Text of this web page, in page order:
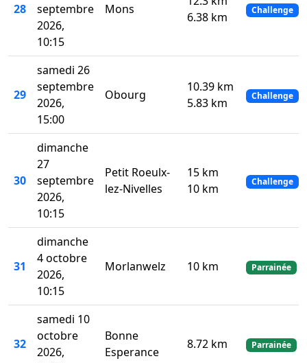
28
septembre
2026,
10:15
Mons
6.38 km
Challenge
29
samedi 26
septembre
2026,
15:00
Obourg
10.39 km
5.83 km
Challenge
30
dimanche
27
septembre
2026,
10:15
Petit Roeulx-
lez-Nivelles
15 km
10 km
Challenge
31
dimanche
4 octobre
2026,
10:15
Morlanwelz 10 km Parrainée
32
samedi 10
octobre
2026,
Bonne
Esperance
8.72 km Parrainée